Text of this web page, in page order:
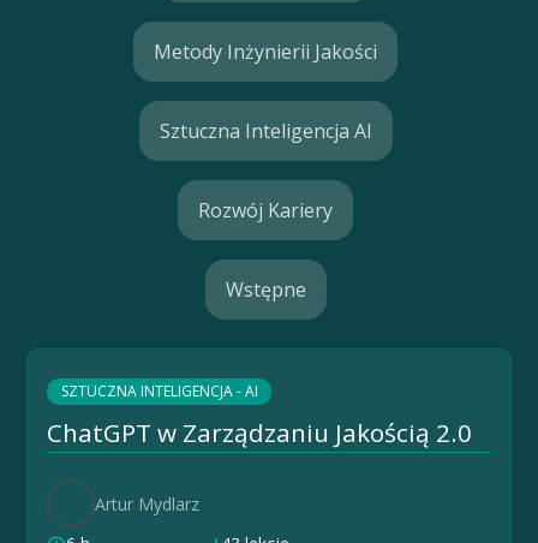
Metody Inżynierii Jakości
Sztuczna Inteligencja AI
Rozwój Kariery
Wstępne
SZTUCZNA INTELIGENCJA - AI
ChatGPT w Zarządzaniu Jakością 2.0
Artur Mydlarz